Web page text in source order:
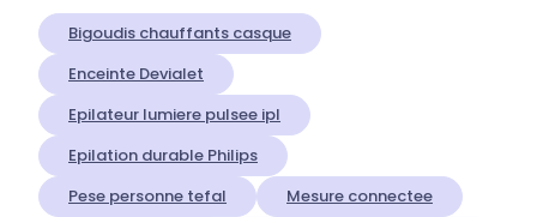
Bigoudis chauffants casque
Enceinte Devialet
Epilateur lumiere pulsee ipl
Epilation durable Philips
Pese personne tefal
Mesure connectee